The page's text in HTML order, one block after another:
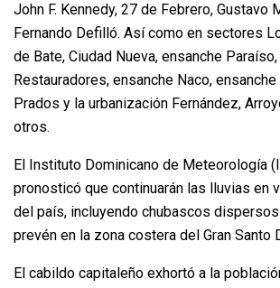
John F. Kennedy, 27 de Febrero, Gustavo
Fernando Defilló. Así como en sectores
de Bate, Ciudad Nueva, ensanche
Restauradores, ensanche Naco,
Prados y la urbanización Fernández,
otros.
El Instituto Dominicano de Meteorología
pronosticó que continuarán las lluvias en
del país, incluyendo chubascos
prevén en la zona costera del Gran Santo
El cabildo capitaleño exhortó a la